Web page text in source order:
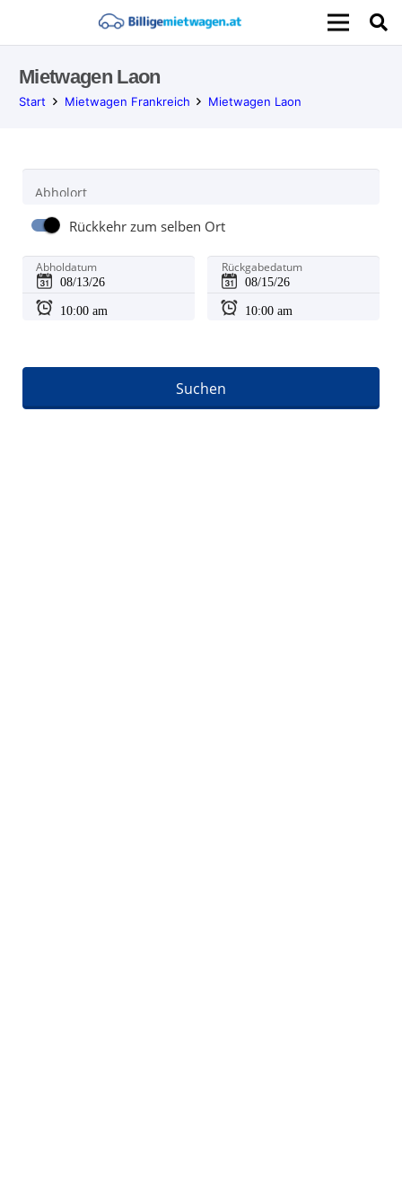
Mietwagen Laon
Start Mietwagen Frankreich Mietwagen Laon
Abholort
Rückkehr zum selben Ort
Abholdatum Rückgabedatum
Suchen